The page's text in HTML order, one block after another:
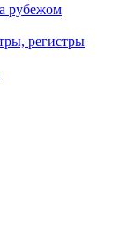
рубежом
регистры